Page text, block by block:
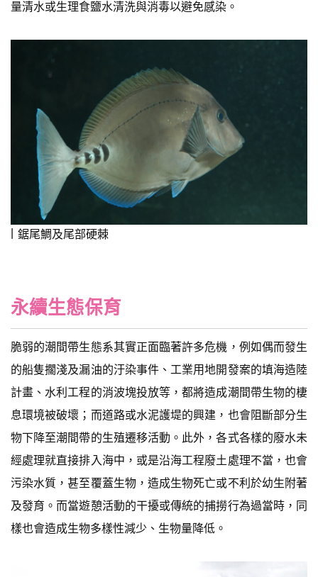
量清水或生理食鹽水清洗與消毒以避免感染。
鋸尾鯛及尾部硬棘
永續生態保育
脆弱的潮間帶生態系其實正面臨著許多危機，例如偶而發生
的船隻擱淺及漏油的汙染事件、工業用地開發案的填海造陸
計畫、水利工程的消波塊投放等，都將造成潮間帶生物的棲
息環境被破壞；而道路或水泥護堤的興建，也會阻斷部分生
物下降至潮間帶的生殖遷移活動。此外，各式各樣的廢水未
經處理就直接排入海中，或是沿海工程廢土處理不當，也會
污染水質，甚至覆蓋生物，造成生物死亡或不利於幼生附著
及發育。而當遊憩活動的干擾或傳統的捕撈行為過當時，同
樣也會造成生物多樣性減少、生物量降低。